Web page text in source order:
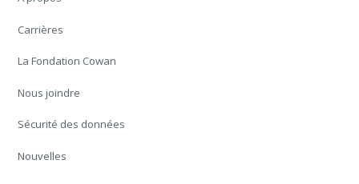
Carrières
La Fondation Cowan
Nous joindre
Sécurité des données
Nouvelles